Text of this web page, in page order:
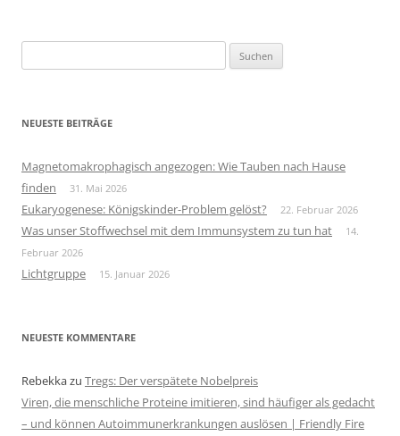
nach:
NEUESTE BEITRÄGE
Magnetomakrophagisch angezogen: Wie Tauben nach Hause
finden
31. Mai 2026
Eukaryogenese: Königskinder-Problem gelöst? 22. Februar 2026
Was unser Stoffwechsel mit dem Immunsystem zu tun hat
14.
Februar 2026
Lichtgruppe 15. Januar 2026
NEUESTE KOMMENTARE
Rebekkazu Tregs: Der verspätete Nobelpreis
Viren, die menschliche Proteine imitieren, sind häufiger als gedacht
– und können Autoimmunerkrankungen auslösen | Friendly Fire